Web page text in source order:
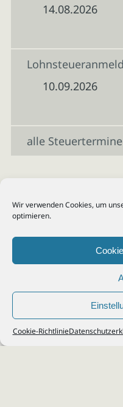
Wir verwenden Cookies, um
optimieren.
Cookie-Richtlinie
14.08.2026
10.09.2026
alle Steuertermine
© 2026Steuerberater Kempf, Köln